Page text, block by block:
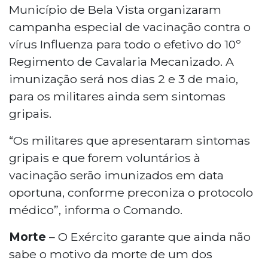
Município de Bela Vista organizaram
campanha especial de vacinação contra o
vírus Influenza para todo o efetivo do 10º
Regimento de Cavalaria Mecanizado. A
imunização será nos dias 2 e 3 de maio,
para os militares ainda sem sintomas
gripais.
“Os militares que apresentaram sintomas
gripais e que forem voluntários à
vacinação serão imunizados em data
oportuna, conforme preconiza o protocolo
médico”, informa o Comando.
Morte – O Exército garante que ainda não
sabe o motivo da morte de um dos